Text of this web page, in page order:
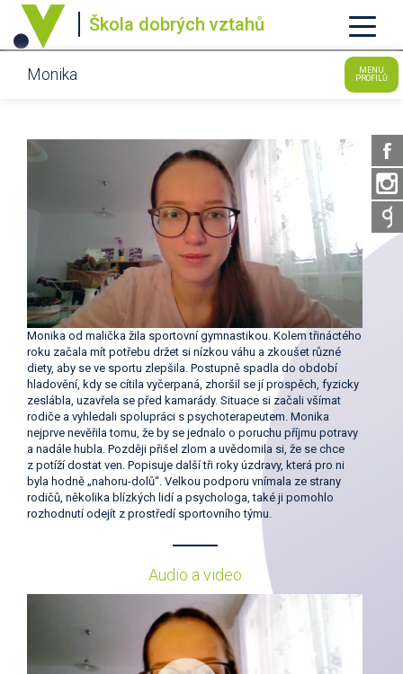
Škola dobrých vztahů
Monika
MENU
PROFILŮ
Monika od malička žila sportovní gymnastikou. Kolem třináctého
roku začala mít potřebu držet si nízkou váhu a zkoušet různé
diety, aby se ve sportu zlepšila. Postupně spadla do období
hladovění, kdy se cítila vyčerpaná, zhoršil se jí prospěch, fyzicky
zeslábla, uzavřela se před kamarády. Situace si začali všímat
rodiče a vyhledali spolupráci s psychoterapeutem. Monika
nejprve nevěřila tomu, že by se jednalo o poruchu příjmu potravy
a nadále hubla. Později přišel zlom a uvědomila si, že se chce
z potíží dostat ven. Popisuje další tři roky úzdravy, která pro ni
byla hodně „nahoru-dolů“. Velkou podporu vnímala ze strany
rodičů, několika blízkých lidí a psychologa, také ji pomohlo
rozhodnutí odejít z prostředí sportovního týmu.
Audio a video